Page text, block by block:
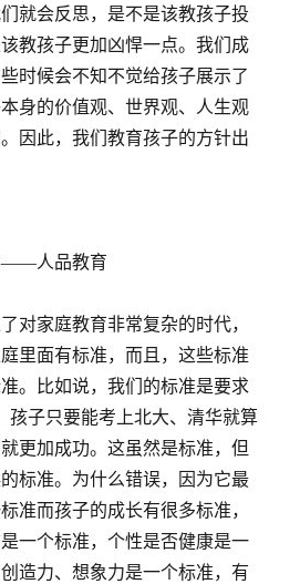
就会反思，是不是该教孩子投
教孩子更加凶悍一点。我们成
时候会不知不觉给孩子展示了
身的价值观、世界观、人生观
因此，我们教育孩子的方针出
——人品教育
家庭教育非常复杂的时代，
里面有标准，而且，这些标准
。比如说，我们的标准是要求
孩子只要能考上北大、清华就算
更加成功。这虽然是标准，但
标准。为什么错误，因为它最
准而孩子的成长有很多标准，
一个标准，个性是否健康是一
造力、想象力是一个标准，有